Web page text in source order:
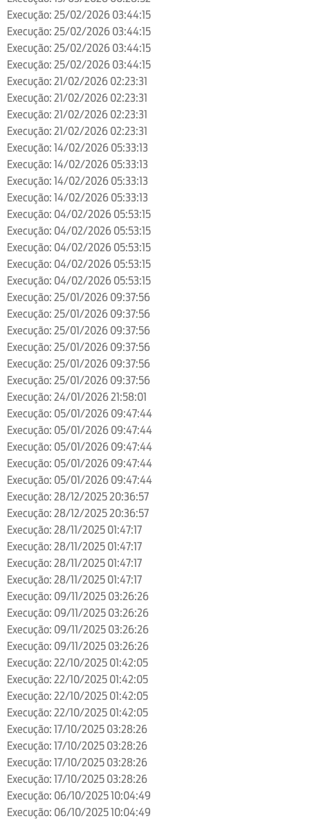
Execução: 25/02/2026 03:44:15
Execução: 25/02/2026 03:44:15
Execução: 25/02/2026 03:44:15
Execução: 25/02/2026 03:44:15
Execução: 21/02/2026 02:23:31
Execução: 21/02/2026 02:23:31
Execução: 21/02/2026 02:23:31
Execução: 21/02/2026 02:23:31
Execução: 14/02/2026 05:33:13
Execução: 14/02/2026 05:33:13
Execução: 14/02/2026 05:33:13
Execução: 14/02/2026 05:33:13
Execução: 04/02/2026 05:53:15
Execução: 04/02/2026 05:53:15
Execução: 04/02/2026 05:53:15
Execução: 04/02/2026 05:53:15
Execução: 04/02/2026 05:53:15
Execução: 25/01/2026 09:37:56
Execução: 25/01/2026 09:37:56
Execução: 25/01/2026 09:37:56
Execução: 25/01/2026 09:37:56
Execução: 25/01/2026 09:37:56
Execução: 25/01/2026 09:37:56
Execução: 24/01/2026 21:58:01
Execução: 05/01/2026 09:47:44
Execução: 05/01/2026 09:47:44
Execução: 05/01/2026 09:47:44
Execução: 05/01/2026 09:47:44
Execução: 05/01/2026 09:47:44
Execução: 28/12/2025 20:36:57
Execução: 28/12/2025 20:36:57
Execução: 28/11/2025 01:47:17
Execução: 28/11/2025 01:47:17
Execução: 28/11/2025 01:47:17
Execução: 28/11/2025 01:47:17
Execução: 09/11/2025 03:26:26
Execução: 09/11/2025 03:26:26
Execução: 09/11/2025 03:26:26
Execução: 09/11/2025 03:26:26
Execução: 22/10/2025 01:42:05
Execução: 22/10/2025 01:42:05
Execução: 22/10/2025 01:42:05
Execução: 22/10/2025 01:42:05
Execução: 17/10/2025 03:28:26
Execução: 17/10/2025 03:28:26
Execução: 17/10/2025 03:28:26
Execução: 17/10/2025 03:28:26
Execução: 06/10/2025 10:04:49
Execução: 06/10/2025 10:04:49